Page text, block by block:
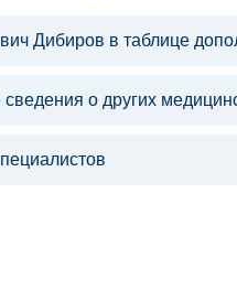
Дибиров в таблице
о других